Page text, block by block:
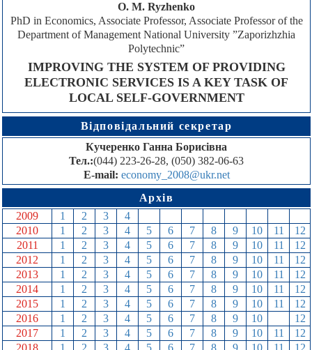
O. M. Ryzhenkо
PhD in Economics, Associate Professor, Associate Professor of the
Department of Management National University ”Zaporizhzhia
Polytechnic”
IMPROVING THE SYSTEM OF PROVIDING
ELECTRONIC SERVICES IS A KEY TASK OF
LOCAL SELF-GOVERNMENT
Відповідальний секретар
Кучеренко Ганна Борисівна
Тел.:(044) 223-26-28, (050) 382-06-63
E-mail: economy_2008@ukr.net
Архів
2009
1 2 3 4
2010
1 2 3 4 5 6 7 8 9 10 11
12
2011
1 2 3 4 5 6 7 8 9 10 11
12
2012
1 2 3 4 5 6 7 8 9 10 11
12
2013
1 2 3 4 5 6 7 8 9 10 11
12
2014
1 2 3 4 5 6 7 8 9 10 11
12
2015
1 2 3 4 5 6 7 8 9 10 11
12
2016
1 2 3 4 5 6 7 8 9 10
12
2017
1 2 3 4 5 6 7 8 9 10 11
12
2018
1 2 3 4 5 6 7 8 9 10 11
12